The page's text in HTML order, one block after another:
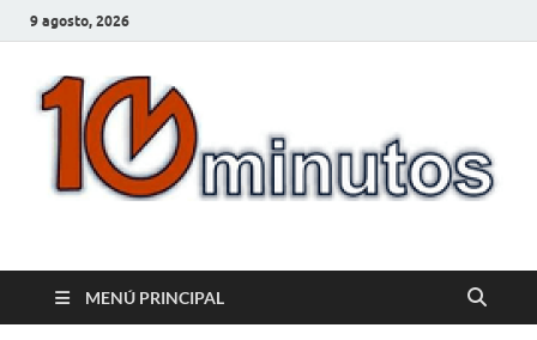
9 agosto, 2026
10minutos.com.uy
MENÚ PRINCIPAL